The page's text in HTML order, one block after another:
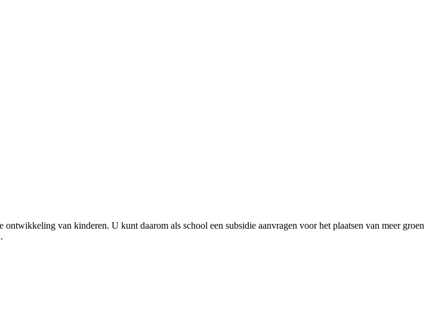
van kinderen. U kunt daarom als school een subsidie aanvragen voor het plaatsen van meer groen